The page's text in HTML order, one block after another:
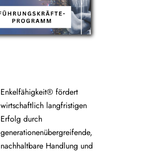
Enkelfähigkeit® fördert
wirtschaftlich langfristigen
Erfolg durch
generationenübergreifende,
nachhaltbare Handlung und